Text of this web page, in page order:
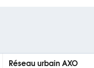
Réseau urbain AXO